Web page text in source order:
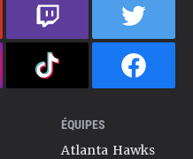
ÉQUIPES
Atlanta Hawks